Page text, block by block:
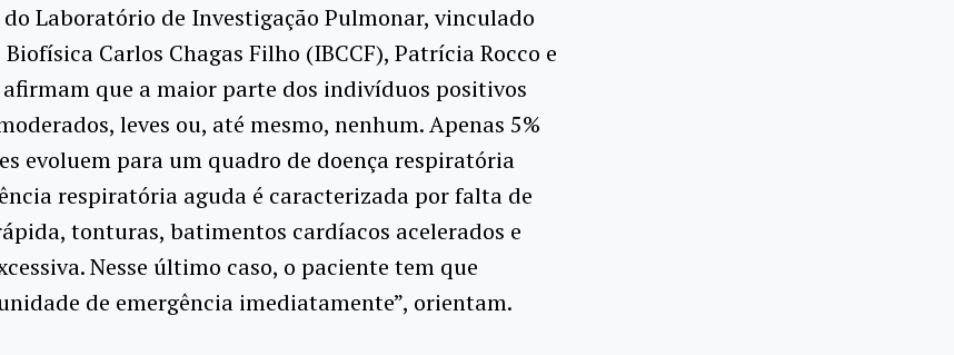
do Laboratório de Investigação Pulmonar, vinculado
Carlos Chagas Filho (IBCCF), Patrícia Rocco e
afirmam que a maior parte dos indivíduos positivos
leves ou, até mesmo, nenhum. Apenas 5%
evoluem para um quadro de doença respiratória
respiratória aguda é caracterizada por falta de
tonturas, batimentos cardíacos acelerados e
Nesse último caso, o paciente tem que
de emergência imediatamente”, orientam.